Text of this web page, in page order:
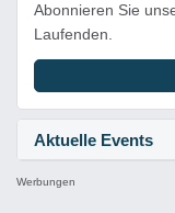
Aktuelle Events
Abonnieren Sie
Laufenden.
Werbungen